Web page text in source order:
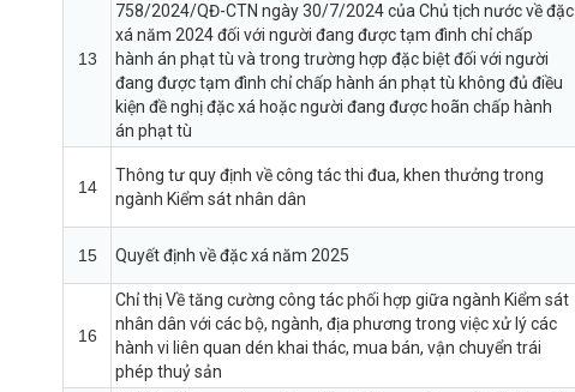
13
758/2024/QĐ-CTN ngày 30/7/2024 của Chủ tịch nước về đặc
xá năm 2024 đối với người đang được tạm đình chỉ chấp
hành án phạt tù và trong trường hợp đặc biệt đối với người
đang được tạm đình chỉ chấp hành án phạt tù không đủ điều
kiện đề nghị đặc xá hoặc người đang được hoãn chấp hành
án phạt tù
14
Thông tư quy định về công tác thi đua, khen thưởng trong
ngành Kiểm sát nhân dân
15 Quyết định về đặc xá năm 2025
16
Chỉ thị Về tăng cường công tác phối hợp giữa ngành Kiểm sát
nhân dân với các bộ, ngành, địa phương trong việc xử lý các
hành vi liên quan dén khai thác, mua bán, vận chuyển trái
phép thuỷ sản